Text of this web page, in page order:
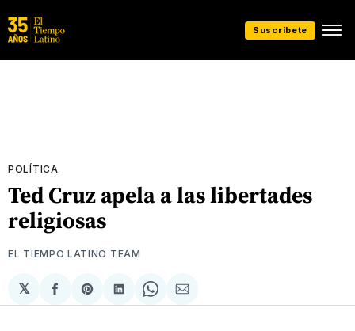
Suscríbete
POLÍTICA
Ted Cruz apela a las libertades
religiosas
EL TIEMPO LATINO TEAM
𝕏
Compartir
en
Share
on
Compartir
en
Share
on
Compartir
via